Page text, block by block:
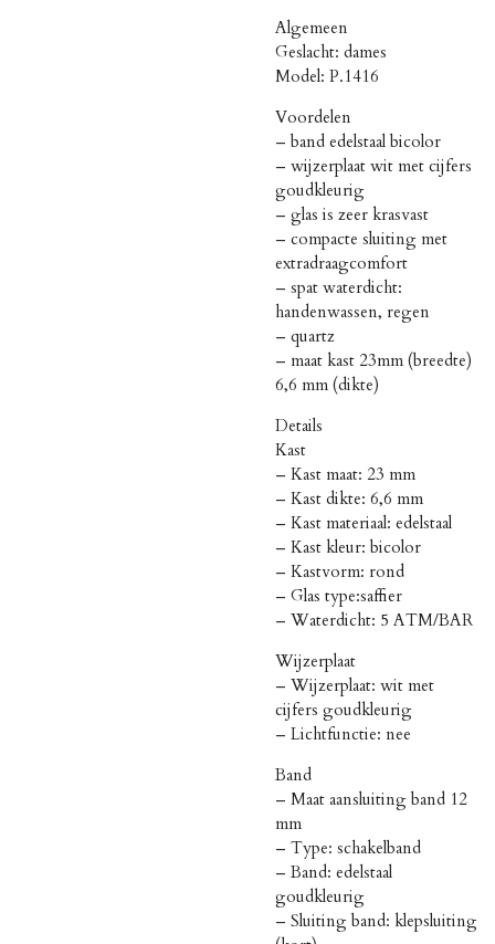
Algemeen
Geslacht: dames
Model: P.1416
Voordelen
– band edelstaal bicolor
– wijzerplaat wit met cijfers
goudkleurig
– glas is zeer krasvast
– compacte sluiting met
extradraagcomfort
– spat waterdicht:
handenwassen, regen
– quartz
– maat kast 23mm (breedte)
6,6 mm (dikte)
Details
Kast
– Kast maat: 23 mm
– Kast dikte: 6,6 mm
– Kast materiaal: edelstaal
– Kast kleur: bicolor
– Kastvorm: rond
– Glas type:saffier
– Waterdicht: 5 ATM/BAR
Wijzerplaat
– Wijzerplaat: wit met
cijfers goudkleurig
– Lichtfunctie: nee
Band
– Maat aansluiting band 12
mm
– Type: schakelband
– Band: edelstaal
goudkleurig
– Sluiting band: klepsluiting